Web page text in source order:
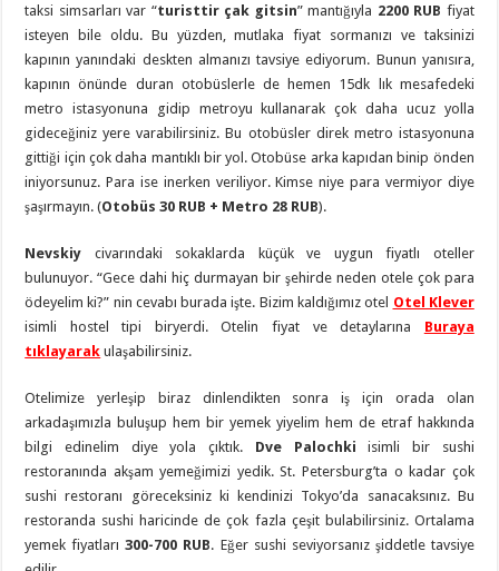
taksi simsarları var “turisttir çak gitsin” mantığıyla 2200 RUB fiyat
isteyen bile oldu. Bu yüzden, mutlaka fiyat sormanızı ve taksinizi
kapının yanındaki deskten almanızı tavsiye ediyorum. Bunun yanısıra,
kapının önünde duran otobüslerle de hemen 15dk lık mesafedeki
metro istasyonuna gidip metroyu kullanarak çok daha ucuz yolla
gideceğiniz yere varabilirsiniz. Bu otobüsler direk metro istasyonuna
gittiği için çok daha mantıklı bir yol. Otobüse arka kapıdan binip önden
iniyorsunuz. Para ise inerken veriliyor. Kimse niye para vermiyor diye
şaşırmayın. (Otobüs 30 RUB + Metro 28 RUB).
Nevskiy civarındaki sokaklarda küçük ve uygun fiyatlı oteller
bulunuyor. “Gece dahi hiç durmayan bir şehirde neden otele çok para
ödeyelim ki?” nin cevabı burada işte. Bizim kaldığımız otel Otel Klever
isimli hostel tipi biryerdi. Otelin fiyat ve detaylarına Buraya
tıklayarak ulaşabilirsiniz.
Otelimize yerleşip biraz dinlendikten sonra iş için orada olan
arkadaşımızla buluşup hem bir yemek yiyelim hem de etraf hakkında
bilgi edinelim diye yola çıktık. Dve Palochki isimli bir sushi
restoranında akşam yemeğimizi yedik. St. Petersburg’ta o kadar çok
sushi restoranı göreceksiniz ki kendinizi Tokyo’da sanacaksınız. Bu
restoranda sushi haricinde de çok fazla çeşit bulabilirsiniz. Ortalama
yemek fiyatları300-700 RUB. Eğer sushi seviyorsanız şiddetle tavsiye